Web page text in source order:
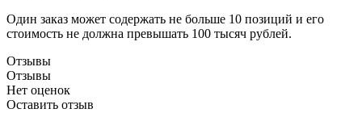
Один заказ может содержать не больше 10 позиций и его
стоимость не должна превышать 100 тысяч рублей.
Отзывы
Отзывы
Нет оценок
Оставить отзыв